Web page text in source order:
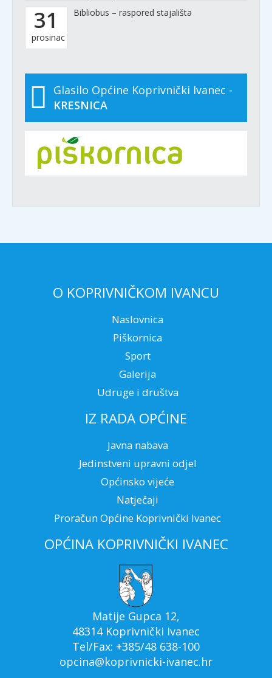
31
prosinac
Bibliobus – raspored stajališta
Glasilo Općine Koprivnički Ivanec -
KRESNICA
O KOPRIVNIČKOM IVANCU
Naslovnica
Piškornica
Sport
Galerija
Udruge i društva
IZ RADA OPĆINE
Javna nabava
Jedinstveni upravni odjel
Općinsko vijeće
Natječaji
Proračun Općine Koprivnički Ivanec
OPĆINA KOPRIVNIČKI IVANEC
Matije Gupca 12,
48314 Koprivnički Ivanec
Tel/Fax: +385/48 638-100
opcina@koprivnicki-ivanec.hr